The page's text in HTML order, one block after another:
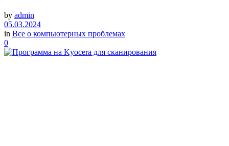
by admin
05.03.2024
in Все о компьютерных проблемах
0